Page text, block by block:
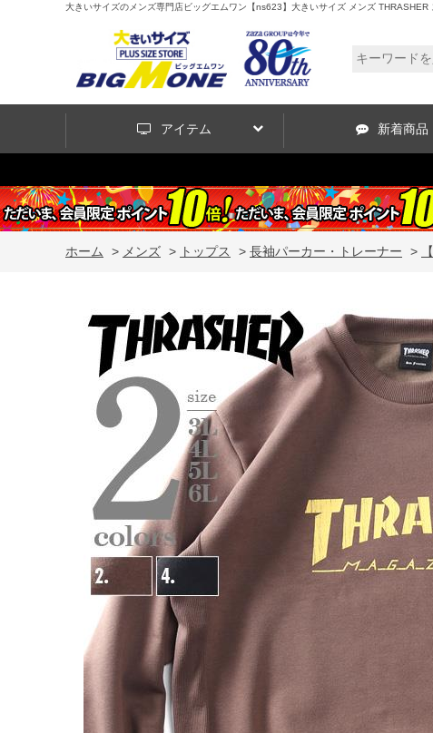
大きいサイズのメンズ専門店ビッグエムワン【ns623】大きいサイズ メンズ
アイテム 新着商品
ホーム > メンズ > トップス > 長袖パーカー・トレーナー >